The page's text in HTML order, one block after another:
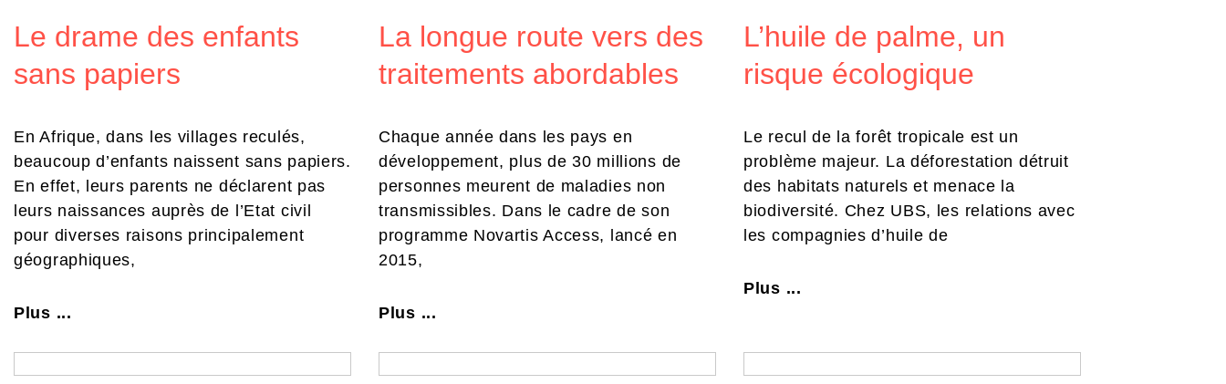
Le drame des enfants
sans papiers
En Afrique, dans les villages reculés,
beaucoup d’enfants naissent sans papiers.
En effet, leurs parents ne déclarent pas
leurs naissances auprès de l’Etat civil
pour diverses raisons principalement
géographiques,
Plus ...
La longue route vers des
traitements abordables
Chaque année dans les pays en
développement, plus de 30 millions de
personnes meurent de maladies non
transmissibles. Dans le cadre de son
programme Novartis Access, lancé en
2015,
Plus ...
L’huile de palme, un
risque écologique
Le recul de la forêt tropicale est un
problème majeur. La déforestation détruit
des habitats naturels et menace la
biodiversité. Chez UBS, les relations avec
les compagnies d’huile de
Plus ...